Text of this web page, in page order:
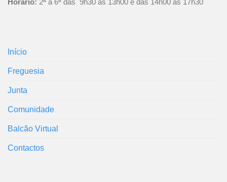
Início
Freguesia
Junta
Comunidade
Balcão Virtual
Contactos